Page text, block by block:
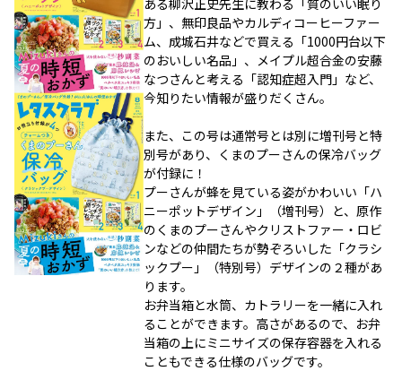
方」、無印良品やカルディコーヒーファー
ム、成城石井などで買える「1000円台以下
のおいしい名品」、メイプル超合金の安藤
なつさんと考える「認知症超入門」など、
今知りたい情報が盛りだくさん。
また、この号は通常号とは別に増刊号と特
別号があり、くまのプーさんの保冷バッグ
が付録に！
プーさんが蜂を見ている姿がかわいい「ハ
ニーポットデザイン」（増刊号）と、原作
のくまのプーさんやクリストファー・ロビ
ンなどの仲間たちが勢ぞろいした「クラシ
ックプー」（特別号）デザインの２種があ
ります。
お弁当箱と水筒、カトラリーを一緒に入れ
ることができます。高さがあるので、お弁
当箱の上にミニサイズの保存容器を入れる
こともできる仕様のバッグです。